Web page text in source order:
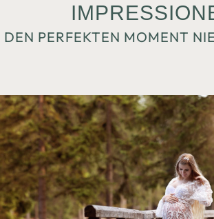
DEN PERFEKTEN MOMENT